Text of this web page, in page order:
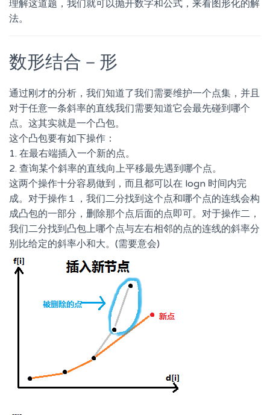
理解这道题，我们就可以抛开数字和公式，来看图形化的解
法。
数形结合－形
通过刚才的分析，我们知道了我们需要维护一个点集，并且
对于任意一条斜率的直线我们需要知道它会最先碰到哪个
点。这其实就是一个凸包。
这个凸包要有如下操作：
1. 在最右端插入一个新的点。
2. 查询某个斜率的直线向上平移最先遇到哪个点。
这两个操作十分容易做到，而且都可以在 logn 时间内完
成。对于操作１，我们二分找到这个点和哪个点的连线会构
成凸包的一部分，删除那个点后面的点即可。对于操作二，
我们二分找到凸包上哪个点与左右相邻的点的连线的斜率分
别比给定的斜率小和大。(需要意会)